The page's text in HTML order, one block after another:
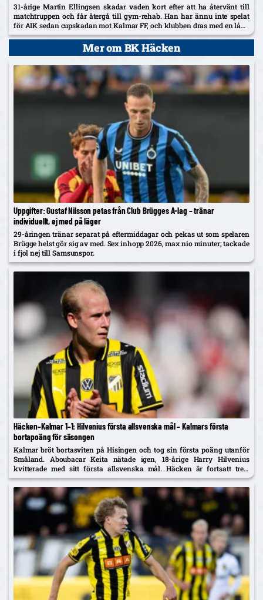
31-årige Martin Ellingsen skadar vaden kort efter att ha återvänt till
matchtruppen och får återgå till gym-rehab. Han har ännu inte spelat
för AIK sedan cupskadan mot Kalmar FF, och klubben dras med en lång
skadelista som nu också utreds...
Mer om BK Häcken
Uppgifter: Gustaf Nilsson petas från Club Brügges A-lag – tränar
individuellt, ej med på läger
29-åringen tränar separat på eftermiddagar och pekas ut som spelaren
Brügge helst gör sig av med. Sex inhopp 2026, max nio minuter; tackade
i fjol nej till Samsunspor.
Häcken–Kalmar 1–1: Hilvenius första allsvenska mål – Kalmars första
bortapoäng för säsongen
Kalmar bröt bortasviten på Hisingen och tog sin första poäng utanför
Småland. Aboubacar Keita nätade igen, 18-årige Harry Hilvenius
kvitterade med sitt första allsvenska mål. Häcken är fortsatt trea,
Kalmar kliver upp på tionde plats.